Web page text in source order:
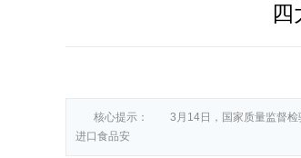
核心提示： 3月14日，国家质量监督检
进口食品安